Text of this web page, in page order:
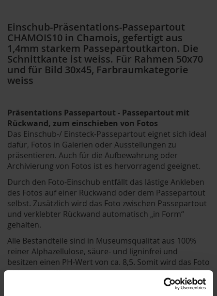
Einschub-Präsentations-Passepartout
CHAMOIS10 in Chamois, gefertigt aus
1,4mm starkem Passepartoutkarton. Die
Schnittkante ist weiss. Für Rahmen 50x70
und für Bild 30x45, Farbraumkategorie
weiss
Präsentations Passepartout - Passepartout mit
Rückwand, zum einschieben von Fotos
Das Einschub-/ Einsteck-Passepartout eignet sich ideal
dafür, Fotos in Galerien oder Ausstellungen zu
präsentieren. Auch für die Aufbewahrung oder
Archivierung von Fotos ist es hervorragend geeignet.
Durch den Foto-Einschub entfällt das lästige Ankleben
des Fotos auf einer Rückwand oder dem Passepartout
selbst. Zusätzlich wird das Foto zwischen Passepartout
und verklebter Rückwand automatisch „in Form“
gehalten.
Alle Bestandteile sind in Museumsqualität aus 100%
reiner Alphazellulose, säure- und ligninfrei und
besitzen einen PH-Wert von ca. 8,5. Somit wird das Foto
nicht angegriffen.